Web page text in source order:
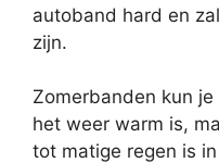
autoband hard en
zijn.
Zomerbanden kun
het weer warm is,
tot matige regen is